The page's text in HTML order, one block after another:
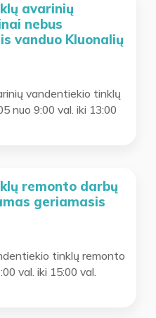
avarinių
nebus
vanduo Kluonalių
vandentiekio tinklų
nuo 9:00 val. iki 13:00
remonto darbų
geriamasis
tinklų remonto
val. iki 15:00 val.